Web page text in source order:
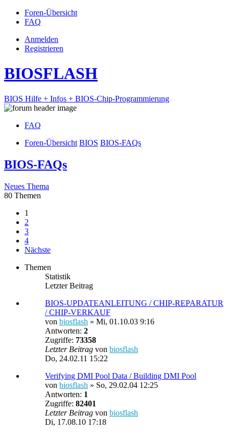
Foren-Übersicht
FAQ
Anmelden
Registrieren
BIOSFLASH
BIOS Hilfe + Infos + BIOS-Chip-Programmierung
FAQ
Foren-Übersicht BIOS BIOS-FAQs
BIOS-FAQs
Neues Thema
80 Themen
1
2
3
4
Nächste
Themen
Statistik
Letzter Beitrag
BIOS-UPDATEANLEITUNG / CHIP-REPARATUR
/ CHIP-VERKAUF
von biosflash » Mi, 01.10.03 9:16
Antworten: 2
Zugriffe: 73358
Letzter Beitrag von biosflash
Do, 24.02.11 15:22
Verifying DMI Pool Data / Building DMI Pool
von biosflash » So, 29.02.04 12:25
Antworten: 1
Zugriffe: 82401
Letzter Beitrag von biosflash
Di, 17.08.10 17:18